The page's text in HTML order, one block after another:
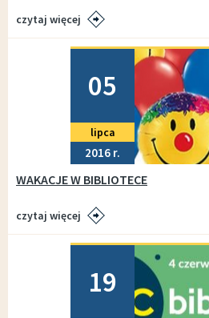
czytaj więcej
05
lipca
2016
WAKACJE W BIBLIOTECE
czytaj więcej
19